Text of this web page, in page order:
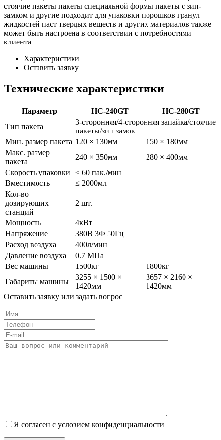
стоячие пакеты пакеты специальной формы пакеты с зип-
замком и другие подходит для упаковки порошков гранул
жидкостей паст твердых веществ и других материалов также
может быть настроена в соответствии с потребностями
клиента
Характеристики
Оставить заявку
Технические характеристики
Параметр HC-240GT
HC-280GT
Тип пакета
3-сторонняя/4-сторонняя запайка/стоячие
пакеты/зип-замок
Мин. размер пакета 120 × 130мм
150 × 180мм
Макс. размер
пакета
240 × 350мм
280 × 400мм
Скорость упаковки
≤ 60 пак./мин
Вместимость
≤ 2000мл
Кол-во
дозирующих
станций
2 шт.
Мощность
4кВт
Напряжение
380В 3Ф 50Гц
Расход воздуха
400л/мин
Давление воздуха
0.7 МПа
Вес машины
1500кг
1800кг
Габариты машины
3255 × 1500 ×
1420мм
3657 × 2160 ×
1420мм
Оставить заявку или задать вопрос
Я согласен с условием конфиденциальности